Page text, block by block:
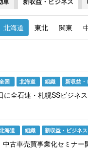
北海道 東北 関東
国 北海道 組織 新収益・
に全石連・札幌SSビジネ
海道 組織 新収益・ビジネス
古車売買事業化セミナー